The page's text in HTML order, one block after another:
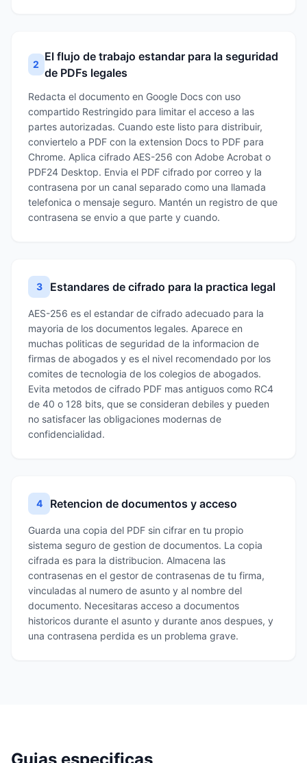
2
El flujo de trabajo estandar para la seguridad
de PDFs legales
Redacta el documento en Google Docs con uso
compartido Restringido para limitar el acceso a las
partes autorizadas. Cuando este listo para distribuir,
conviertelo a PDF con la extension Docs to PDF para
Chrome. Aplica cifrado AES-256 con Adobe Acrobat o
PDF24 Desktop. Envia el PDF cifrado por correo y la
contrasena por un canal separado como una llamada
telefonica o mensaje seguro. Mantén un registro de que
contrasena se envio a que parte y cuando.
3 Estandares de cifrado para la practica legal
AES-256 es el estandar de cifrado adecuado para la
mayoria de los documentos legales. Aparece en
muchas politicas de seguridad de la informacion de
firmas de abogados y es el nivel recomendado por los
comites de tecnologia de los colegios de abogados.
Evita metodos de cifrado PDF mas antiguos como RC4
de 40 o 128 bits, que se consideran debiles y pueden
no satisfacer las obligaciones modernas de
confidencialidad.
4 Retencion de documentos y acceso
Guarda una copia del PDF sin cifrar en tu propio
sistema seguro de gestion de documentos. La copia
cifrada es para la distribucion. Almacena las
contrasenas en el gestor de contrasenas de tu firma,
vinculadas al numero de asunto y al nombre del
documento. Necesitaras acceso a documentos
historicos durante el asunto y durante anos despues, y
una contrasena perdida es un problema grave.